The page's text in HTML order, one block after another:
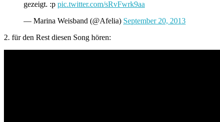
gezeigt. :p pic.twitter.com/sRvFwrk9aa
— Marina Weisband (@Afelia) September 20, 2013
2. für den Rest diesen Song hören: